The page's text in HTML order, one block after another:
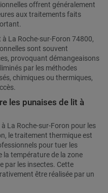
offrent généralement
aux traitements faits
La Roche-sur-Foron 74800,
sont souvent
provoquant démangeaisons
par les méthodes
chimiques ou thermiques,
les punaises de lit à
La Roche-sur-Foron pour les
le traitement thermique est
pour tuer les
la température de la zone
par les insectes. Cette
être réalisée par un